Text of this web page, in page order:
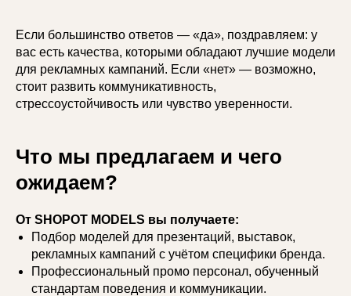
Если большинство ответов — «да», поздравляем: у
вас есть качества, которыми обладают лучшие модели
для рекламных кампаний. Если «нет» — возможно,
стоит развить коммуникативность,
стрессоустойчивость или чувство уверенности.
Что мы предлагаем и чего
ожидаем?
От SHOPOT MODELS вы получаете:
Подбор моделей для презентаций, выставок,
рекламных кампаний с учётом специфики бренда.
Профессиональный промо персонал, обученный
стандартам поведения и коммуникации.